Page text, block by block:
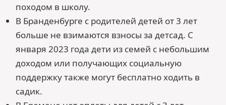
походом в школу.
В Бранденбурге с родителей детей от 3 лет
больше не взимаются взносы за детсад. С
января 2023 года дети из семей с небольшим
доходом или получающих социальную
поддержку также могут бесплатно ходить в
садик.